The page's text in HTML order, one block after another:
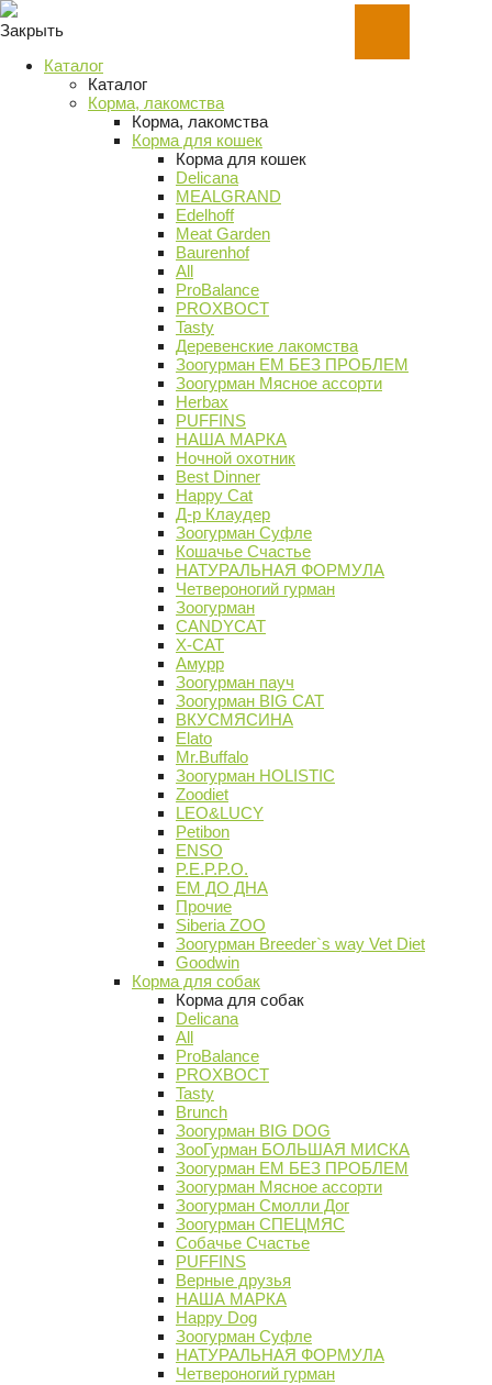
Закрыть
Каталог
Каталог
Корма, лакомства
Корма, лакомства
Корма для кошек
Корма для кошек
Delicana
MEALGRAND
Edelhoff
Meat Garden
Baurenhof
All
ProBalance
PROХВОСТ
Tasty
Деревенские лакомства
Зоогурман ЕМ БЕЗ ПРОБЛЕМ
Зоогурман Мясное ассорти
Herbax
PUFFINS
НАША МАРКА
Ночной охотник
Best Dinner
Happy Cat
Д-р Клаудер
Зоогурман Суфле
Кошачье Счастье
НАТУРАЛЬНАЯ ФОРМУЛА
Четвероногий гурман
Зоогурман
CANDYCAT
X-CAT
Амурр
Зоогурман пауч
Зоогурман BIG CAT
ВКУСМЯСИНА
Elato
Mr.Buffalo
Зоогурман HOLISTIC
Zoodiet
LEO&LUCY
Petibon
ENSO
P.E.P.P.O.
ЕМ ДО ДНА
Прочие
Siberia ZOO
Зоогурман Breeder`s way Vet Diet
Goodwin
Корма для собак
Корма для собак
Delicana
All
ProBalance
PROХВОСТ
Tasty
Brunch
Зоогурман BIG DOG
ЗооГурман БОЛЬШАЯ МИСКА
Зоогурман ЕМ БЕЗ ПРОБЛЕМ
Зоогурман Мясное ассорти
Зоогурман Смолли Дог
Зоогурман СПЕЦМЯС
Собачье Счастье
PUFFINS
Верные друзья
НАША МАРКА
Happy Dog
Зоогурман Суфле
НАТУРАЛЬНАЯ ФОРМУЛА
Четвероногий гурман